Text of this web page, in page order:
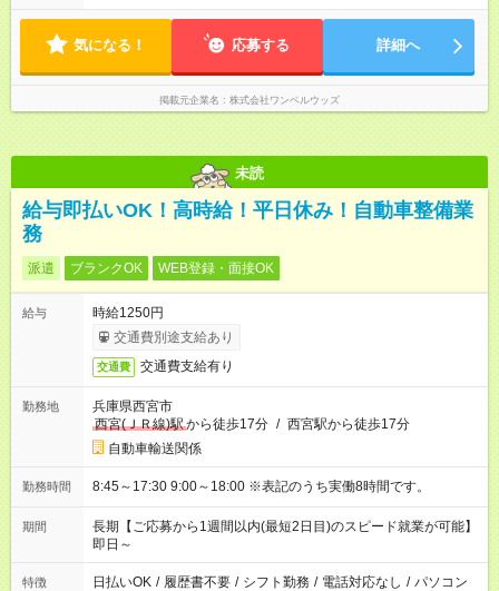
気になる！ 応募する 詳細へ
掲載元企業名 株式会社ワンベルウッズ
未読
給与即払いOK！高時給！平日休み！自動車整備業
務
派遣 ブランクOK WEB登録・面接OK
給与
時給1250円
交通費別途支給あり
交通費 交通費支給有り
勤務地
兵庫県西宮市
西宮(ＪＲ線)駅から徒歩17分 / 西宮駅から徒歩17分
自動車輸送関係
勤務時間 8:45～17:30 9:00～18:00 ※表記のうち実働8時間です。
期間
長期【ご応募から1週間以内(最短2日目)のスピード就業が可能】
即日～
特徴 日払いOK / 履歴書不要 / シフト勤務 / 電話対応なし / パソコン